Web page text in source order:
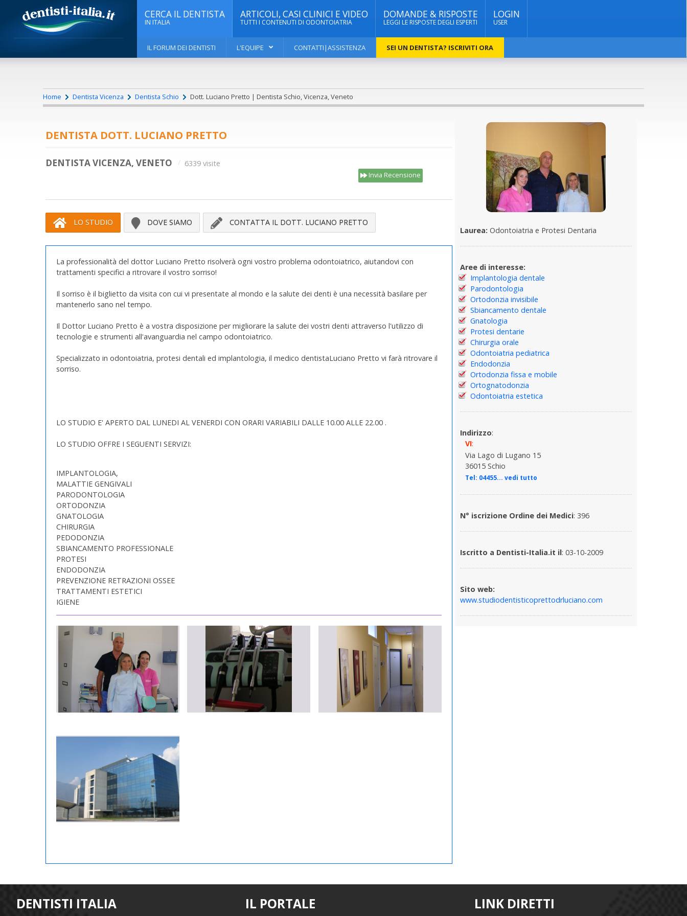
CERCA IL DENTISTA
IN ITALIA
ARTICOLI, CASI CLINICI E VIDEO
TUTTI I CONTENUTI DI ODONTOIATRIA
DOMANDE & RISPOSTE
LEGGI LE RISPOSTE DEGLI ESPERTI
LOGIN
USER
IL FORUM DEI DENTISTI L'EQUIPE CONTATTI|ASSISTENZA SEI UN DENTISTA? ISCRIVITI ORA
Home Dentista Vicenza Dentista Schio Dott. Luciano Pretto | Dentista Schio, Vicenza, Veneto
DENTISTA DOTT. LUCIANO PRETTO
DENTISTA VICENZA, VENETO 6339 visite
Invia Recensione
LO STUDIO DOVE SIAMO CONTATTA IL DOTT. LUCIANO PRETTO
La professionalità del dottor Luciano Pretto risolverà ogni vostro problema odontoiatrico, aiutandovi con
trattamenti specifici a ritrovare il vostro sorriso!
Il sorriso è il biglietto da visita con cui vi presentate al mondo e la salute dei denti è una necessità basilare per
mantenerlo sano nel tempo.
Il Dottor Luciano Pretto è a vostra disposizione per migliorare la salute dei vostri denti attraverso l'utilizzo di
tecnologie e strumenti all'avanguardia nel campo odontoiatrico.
Specializzato in odontoiatria, protesi dentali ed implantologia, il medico dentistaLuciano Pretto vi farà ritrovare il
sorriso.
LO STUDIO E' APERTO DAL LUNEDI AL VENERDI CON ORARI VARIABILI DALLE 10.00 ALLE 22.00 .
LO STUDIO OFFRE I SEGUENTI SERVIZI:
IMPLANTOLOGIA,
MALATTIE GENGIVALI
PARODONTOLOGIA
ORTODONZIA
GNATOLOGIA
CHIRURGIA
PEDODONZIA
SBIANCAMENTO PROFESSIONALE
PROTESI
ENDODONZIA
PREVENZIONE RETRAZIONI OSSEE
TRATTAMENTI ESTETICI
IGIENE
Laurea: Odontoiatria e Protesi Dentaria
Aree di interesse:
Implantologia dentale
Parodontologia
Ortodonzia invisibile
Sbiancamento dentale
Gnatologia
Protesi dentarie
Chirurgia orale
Odontoiatria pediatrica
Endodonzia
Ortodonzia fissa e mobile
Ortognatodonzia
Odontoiatria estetica
Indirizzo:
VI:
Via Lago di Lugano 15
36015 Schio
Tel: 04455... vedi tutto
N° iscrizione Ordine dei Medici: 396
Iscritto a Dentisti-Italia.it il: 03-10-2009
Sito web:
www.studiodentisticoprettodrluciano.com
DENTISTI ITALIA IL PORTALE LINK DIRETTI